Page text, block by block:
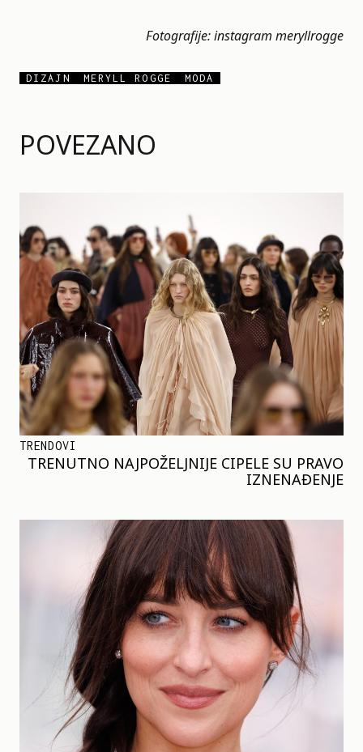
POVEZANO
TRENDOVI
TRENUTNO NAJPOŽELJNIJE CIPELE SU PRAVO
IZNENAĐENJE
Fotografije: instagram meryllrogge
DIZAJN MERYLL ROGGE MODA